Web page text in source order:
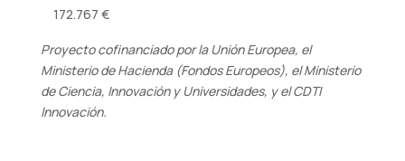
172.767 €
Proyecto cofinanciado por la Unión Europea, el
Ministerio de Hacienda (Fondos Europeos), el Ministerio
de Ciencia, Innovación y Universidades, y el CDTI
Innovación.